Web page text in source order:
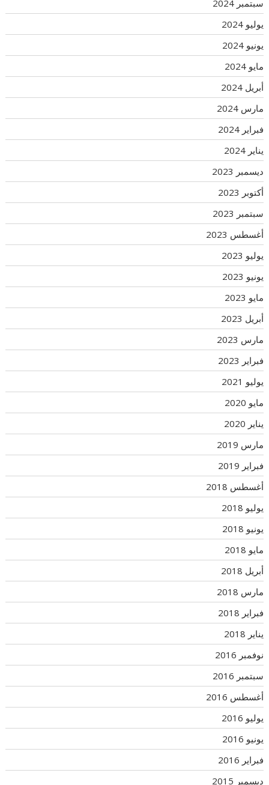
سبتمبر 2024
يوليو 2024
يونيو 2024
مايو 2024
أبريل 2024
مارس 2024
فبراير 2024
يناير 2024
ديسمبر 2023
أكتوبر 2023
سبتمبر 2023
أغسطس 2023
يوليو 2023
يونيو 2023
مايو 2023
أبريل 2023
مارس 2023
فبراير 2023
يوليو 2021
مايو 2020
يناير 2020
مارس 2019
فبراير 2019
أغسطس 2018
يوليو 2018
يونيو 2018
مايو 2018
أبريل 2018
مارس 2018
فبراير 2018
يناير 2018
نوفمبر 2016
سبتمبر 2016
أغسطس 2016
يوليو 2016
يونيو 2016
فبراير 2016
ديسمبر 2015